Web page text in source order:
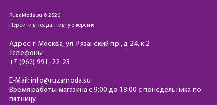
RuzaModa.su © 2026
Перейти в неадаптивную версию
Адрес: г. Москва, ул. Рязанский пр., д.24, к.2
Телефоны:
+7 (962) 991-22-23
E-Mail: info@ruzamoda.su
Время работы магазина с 9:00 до 18:00 с понедельника по
пятницу